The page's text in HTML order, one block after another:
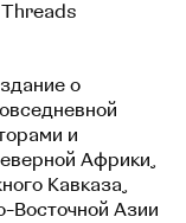
Threads
о
и
Африки,
Кавказа,
Восточной Азии